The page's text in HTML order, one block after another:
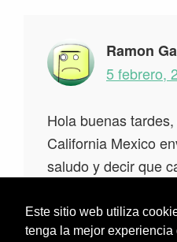
Este sitio web utiliza
tenga la mejor experiencia
Ramon
5 febrero,
Hola buenas
California Mexico
saludo y decir que
utilidad, un abrazo